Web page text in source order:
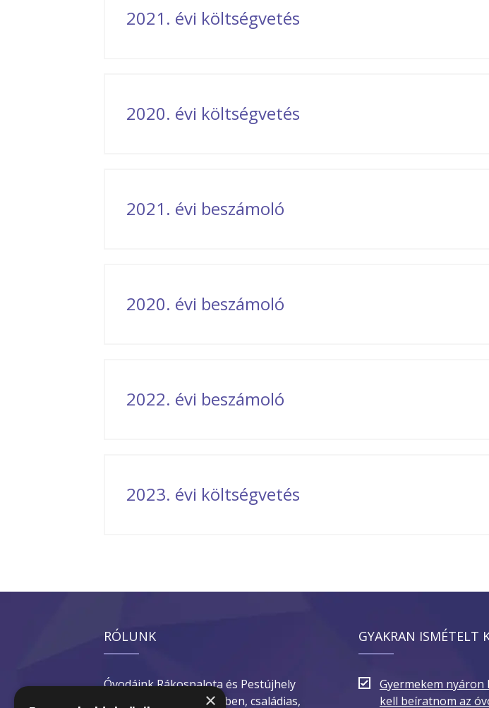
2021. évi költségvetés
2020. évi költségvetés
2021. évi beszámoló
2020. évi beszámoló
2022. évi beszámoló
2023. évi költségvetés
RÓLUNK
Óvodáink Rákospalota és Pestújhely
kertvárosi zöldövezetében, családias,
GYAKRAN ISMÉTELT
Gyermekem nyáron
kell beíratnom az
×